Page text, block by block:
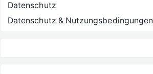
Datenschutz
Datenschutz & Nutzungsbedingungen